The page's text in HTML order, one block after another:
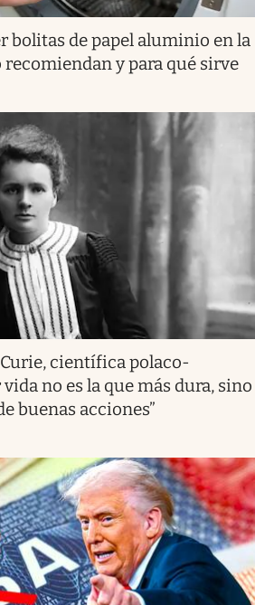
bolitas de papel aluminio en la
recomiendan y para qué sirve
científica polaco-
no es la que más dura, sino
buenas acciones”